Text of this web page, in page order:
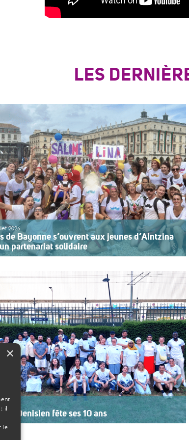
LES
2026
de Bayonne s’ouvrent aux jeunes d’Aintzina
partenariat solidaire
ouvre le premier jour des fêtes de
à une structure accompagnant des enfants ou des
en situation de handicap ou de fragilité. Cette
choix […]
2026
Denisien fête ses 10 ans
vêtus d’un T-shirt au logo « 10 ans »,
×
il
le